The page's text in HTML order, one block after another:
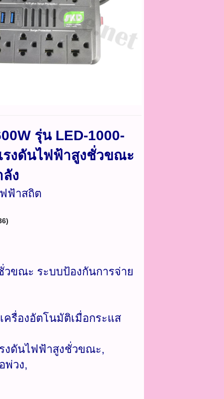
รุ่น LED-1000-
รงดันไฟฟ้าสูงชั่วขณะ
ง
ฟ้าสถิต
ขณะ ระบบป้องกันการจ่าย
ครื่องอัตโนมัติเมื่อกระแส
งดันไฟฟ้าสูงชั่วขณะ,
พ่วง,